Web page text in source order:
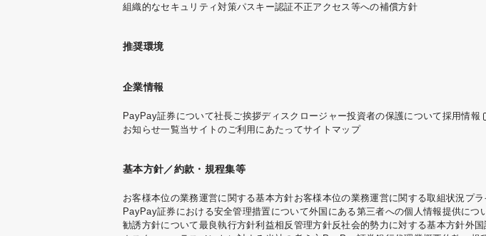
組織的なセキュリティ対策パスキー認証不正アクセス等への補償方針
推奨環境
企業情報
PayPay証券について社長ご挨拶ディスクロージャー投資者の保護について採用情報
お知らせ一覧当サイトのご利用にあたってサイトマップ
基本方針／約款・規程集等
お客様本位の業務運営に関する基本方針お客様本位の業務運営に関する取組状況プ
PayPay証券における安全管理措置について外国にある第三者への個人情報提供につ
勧誘方針について最良執行方針利益相反管理方針反社会的勢力に対する基本方針外